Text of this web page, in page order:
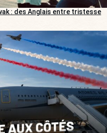
: des Anglais entre tristesse